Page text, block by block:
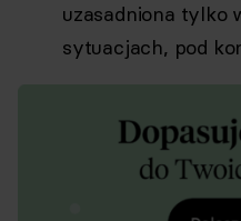
uzasadniona tylko
sytuacjach, pod